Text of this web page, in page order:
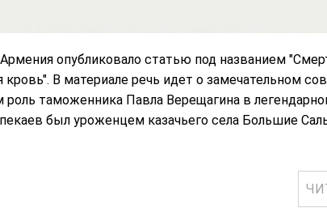
опубликовало статью под названием
кровь". В материале речь идет о замечательном
таможенника Павла Верещагина в
был уроженцем казачьего села Большие